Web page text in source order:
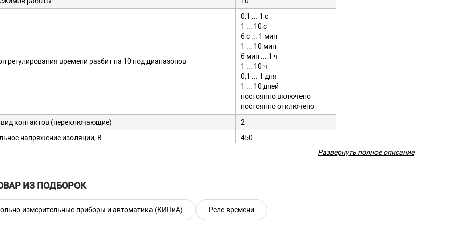
регулирования времени разбит на 10 под диапазонов
0,1 ... 1 с
1 ... 10 с
6 с ... 1 мин
1 ... 10 мин
6 мин ... 1 ч
1 ... 10 ч
0,1 ... 1 дня
1 ... 10 дней
постоянно включено
постоянно отключено
контактов (переключающие)
2
напряжение изоляции, В
450
винтов клемм, Н*м
размеры
90х65х18
Развернуть полное описание
ИЗ ПОДБОРОК
измерительные приборы и автоматика (КИПиА) Реле времени